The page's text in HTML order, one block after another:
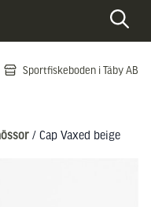
Sportfiskeboden i Täby AB
/ Cap Vaxed beige